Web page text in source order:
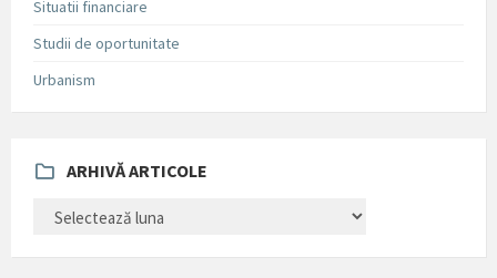
Situatii financiare
Studii de oportunitate
Urbanism
ARHIVĂ ARTICOLE
ARTICOLE